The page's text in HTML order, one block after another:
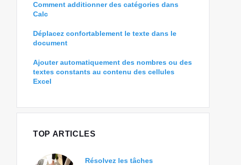
Comment additionner des catégories dans
Calc
Déplacez confortablement le texte dans le
document
Ajouter automatiquement des nombres ou des
textes constants au contenu des cellules
Excel
TOP ARTICLES
Résolvez les tâches